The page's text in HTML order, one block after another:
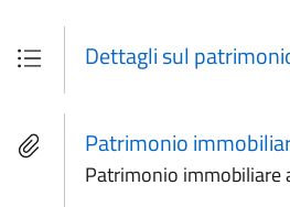
Dettagli sul
Patrimonio
Patrimonio